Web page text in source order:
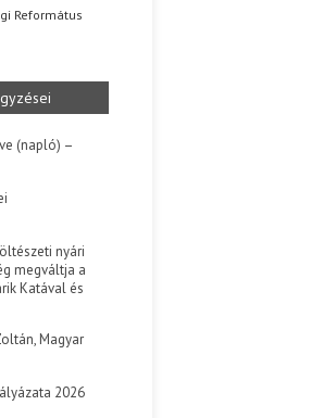
Református
(napló) –
nyári
megváltja a
Katával és
Magyar
2026